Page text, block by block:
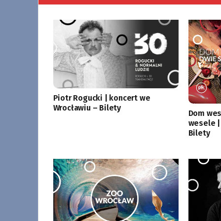
Piotr Rogucki | koncert we
Wrocławiu – Bilety
Dom
wesele |
Bilety